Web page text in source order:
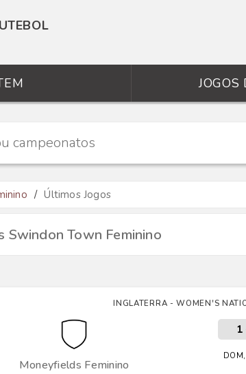
JOGOS
Últimos Jogos
Swindon Town Feminino
INGLATERRA - WOMEN'S
Moneyfields Feminino
1